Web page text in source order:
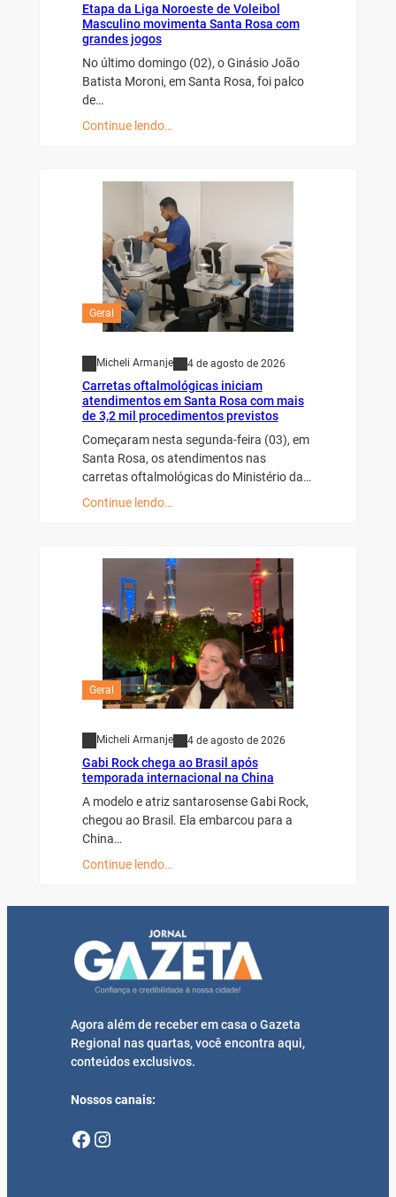
Etapa da Liga Noroeste de Voleibol
Masculino movimenta Santa Rosa com
grandes jogos
No último domingo (02), o Ginásio João
Batista Moroni, em Santa Rosa, foi palco
de…
Continue lendo…
Geral
Micheli Armanje 4 de agosto de 2026
Carretas oftalmológicas iniciam
atendimentos em Santa Rosa com mais
de 3,2 mil procedimentos previstos
Começaram nesta segunda-feira (03), em
Santa Rosa, os atendimentos nas
carretas oftalmológicas do Ministério da…
Continue lendo…
Geral
Micheli Armanje 4 de agosto de 2026
Gabi Rock chega ao Brasil após
temporada internacional na China
A modelo e atriz santarosense Gabi Rock,
chegou ao Brasil. Ela embarcou para a
China…
Continue lendo…
Agora além de receber em casa o Gazeta
Regional nas quartas, você encontra aqui,
conteúdos exclusivos.
Nossos canais:
Facebook Instagram